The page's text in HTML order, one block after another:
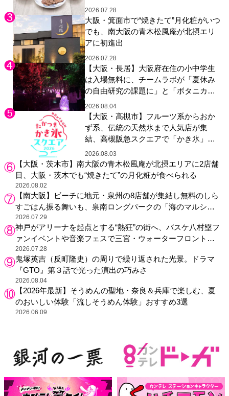
2026.07.28
大阪・箕面市で“焼きたて”月化粧がいつ
でも、南大阪の青木松風庵が北摂エリ
アに初進出
2026.07.28
【大阪・長居】大阪府在住の小中学生
は入場無料に、チームラボが「夏休み
の自由研究の課題に」と「ボタニカル
ガーデン 大阪」へ招待
2026.08.04
【大阪・高槻市】フルーツ系からおか
ず系、伝統の天然氷まで人気店が集
結、高槻阪急スクエアで「かき氷」祭
り
2026.08.03
【大阪・茨木市】南大阪の青木松風庵が北摂エリアに2店舗
目、大阪・茨木でも“焼きたて”の月化粧が食べられる
2026.08.02
【南大阪】ビーチに地元・泉州の8店舗が集結し無料のしら
すごはん振る舞いも、泉南ロングパークの「海のマルシ
ェ」がリニューアル！
2026.07.29
神戸がアリーナを起点とする“熱狂”の街へ、バスケ八村塁フ
ァンイベントや音楽フェスで三宮・ウォーターフロントを
活性化
2026.07.28
鬼塚英吉（反町隆史）の周りで繰り返された光景。ドラマ
『GTO』第３話で光った演出の巧みさ
2026.08.04
【2026年最新】そうめんの聖地・奈良＆兵庫で楽しむ、夏
のおいしい体験「流しそうめん体験」おすすめ3選
2026.06.09